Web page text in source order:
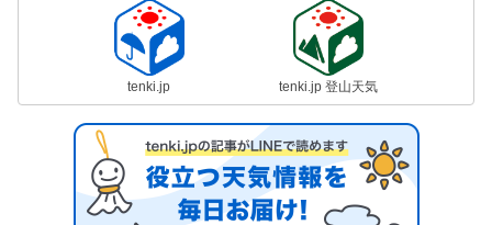
tenki.jp tenki.jp 登山天気